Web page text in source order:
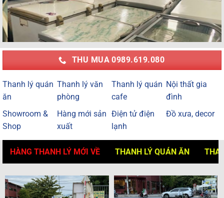
THU MUA 0989.619.080
Thanh lý quán
ăn
Thanh lý văn
phòng
Thanh lý quán
cafe
Nội thất gia
đình
Showroom &
Shop
Hàng mới sản
xuất
Điện tử điện
lạnh
Đồ xưa, decor
HÀNG THANH LÝ MỚI VỀ THANH LÝ QUÁN ĂN